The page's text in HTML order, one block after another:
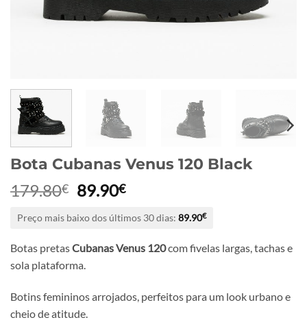
Bota Cubanas Venus 120 Black
179.80€ O
original
era:
179.80€.
89.90€O
atual
89.90€.
Preço mais baixo dos últimos 30 dias: 89.90€
Botas pretasCubanas Venus 120com fivelas largas, tachas e
sola plataforma.
Botins femininos arrojados, perfeitos para um look urbano e
cheio de atitude.